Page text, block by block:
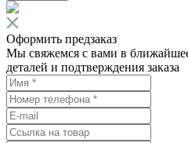
Оформить предзаказ
Мы свяжемся с вами в
деталей и подтверждения заказа